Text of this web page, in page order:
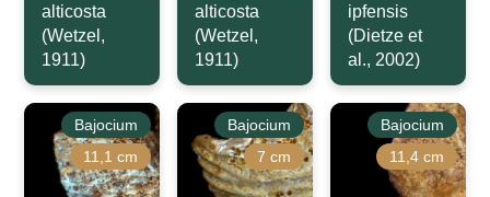
alticosta
(Wetzel,
1911)
alticosta
(Wetzel,
1911)
ipfensis
(Dietze et
al., 2002)
Bajocium
11,1 cm
Bajocium
7 cm
Bajocium
11,4 cm